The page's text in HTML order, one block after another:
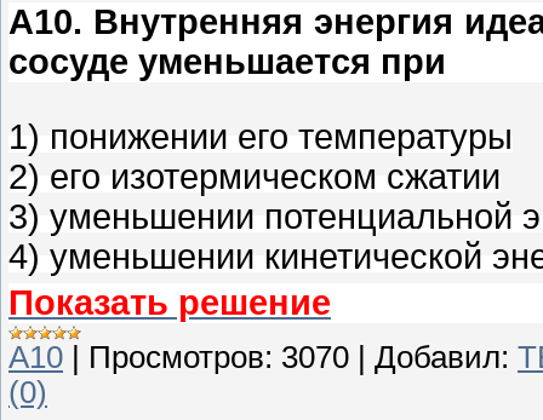
A10. Внутренняя энергия
сосуде уменьшается при
1) понижении его температуры
2) его изотермическом сжатии
3) уменьшении потенциальной
4) уменьшении кинетической
Показать решение
A10 | Просмотров: 3070 | Добавил:
(0)